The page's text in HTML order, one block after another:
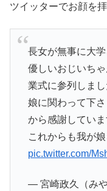
ツイッターでお顔を
長女が無事に大学
優しいおじいち
業式に参列しまし
娘に関わって下
から感謝していま
これからも我が
pic.twitter.com/
— 宮崎政久（みや